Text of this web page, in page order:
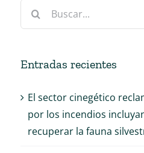
Buscar:
Entradas recientes
El sector cinegético
por los incendios
recuperar la fauna